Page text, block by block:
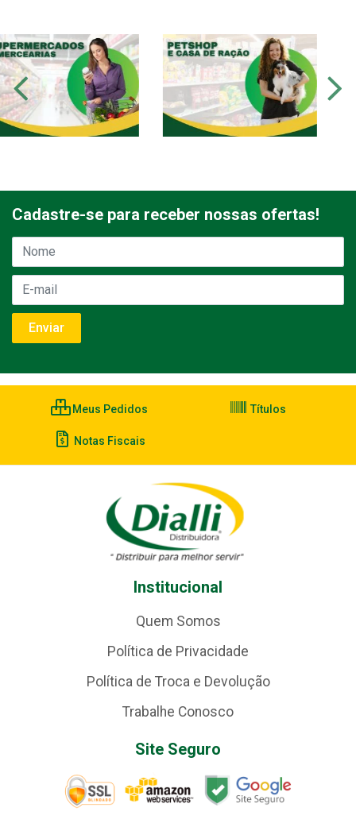
Cadastre-se para receber nossas ofertas!
Meus Pedidos Títulos
Notas Fiscais
Institucional
Quem Somos
Política de Privacidade
Política de Troca e Devolução
Trabalhe Conosco
Site Seguro